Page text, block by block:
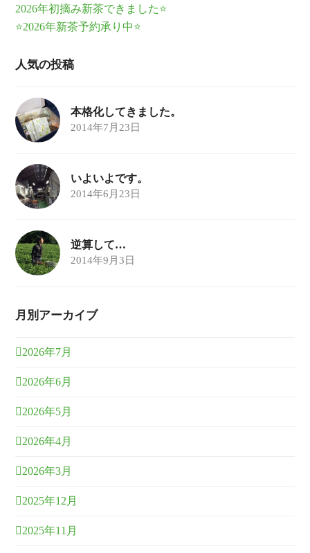
2026年初摘み新茶できました⭐
⭐2026年新茶予約承り中⭐
人気の投稿
本格化してきました。
2014年7月23日
いよいよです。
2014年6月23日
逆算して…
2014年9月3日
月別アーカイブ
2026年7月
2026年6月
2026年5月
2026年4月
2026年3月
2025年12月
2025年11月